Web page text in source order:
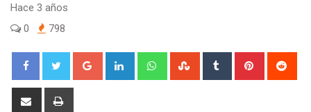
Hace 3 años
0
798
Google+ LinkedIn WhatsappStumbleUpon
Tumblr Pinterest
Share